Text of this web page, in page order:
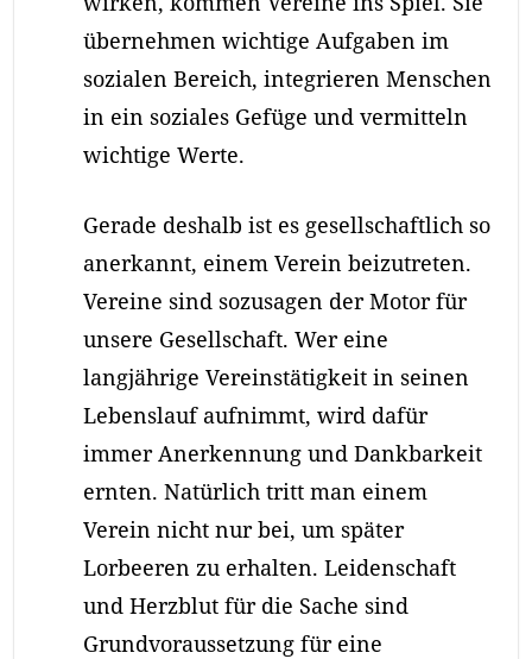
übernehmen wichtige Aufgaben im
sozialen Bereich, integrieren Menschen
in ein soziales Gefüge und vermitteln
wichtige Werte.
Gerade deshalb ist es gesellschaftlich so
anerkannt, einem Verein beizutreten.
Vereine sind sozusagen der Motor für
unsere Gesellschaft. Wer eine
langjährige Vereinstätigkeit in seinen
Lebenslauf aufnimmt, wird dafür
immer Anerkennung und Dankbarkeit
ernten. Natürlich tritt man einem
Verein nicht nur bei, um später
Lorbeeren zu erhalten. Leidenschaft
und Herzblut für die Sache sind
Grundvoraussetzung für eine